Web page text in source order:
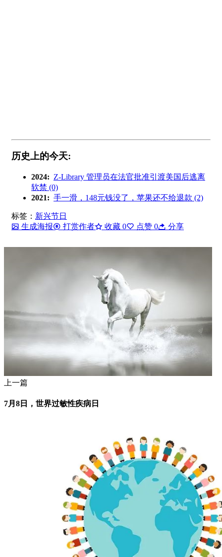
历史上的今天:
2024: Z-Library 管理员在法官批准引渡美国后逃离
软禁 (0)
2021: 手一滑，148元钱没了，苹果还不给退款 (2)
标签： 新兴节日
生成海报
打赏作者 收藏 0 点赞 0 分享
上一篇
7月8日，世界过敏性疾病日